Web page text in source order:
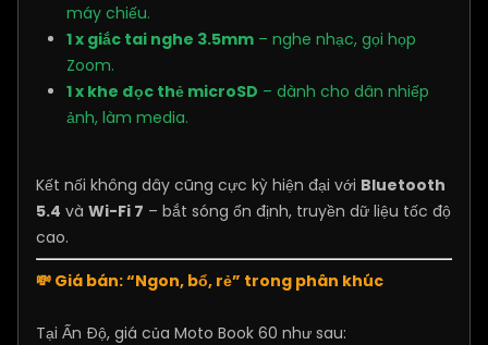
máy chiếu.
1 x giắc tai nghe 3.5mm – nghe nhạc, gọi họp
Zoom.
1 x khe đọc thẻ microSD – dành cho dân nhiếp
ảnh, làm media.
Kết nối không dây cũng cực kỳ hiện đại với Bluetooth
5.4 và Wi-Fi 7 – bắt sóng ổn định, truyền dữ liệu tốc độ
cao.
💸 Giá bán: “Ngon, bổ, rẻ” trong phân khúc
Tại Ấn Độ, giá của Moto Book 60 như sau: